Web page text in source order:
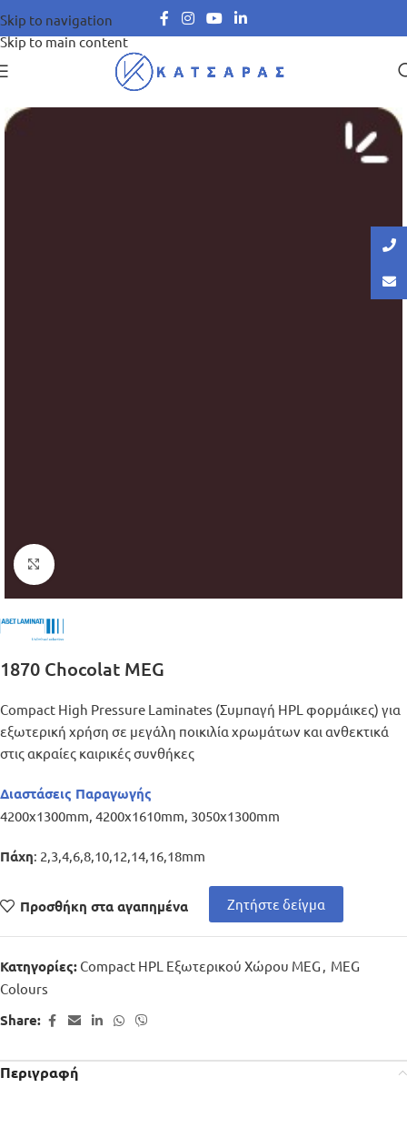
Skip to navigation
Skip to main content
Μεγέθυνση
1870 Chocolat MEG
Compact High Pressure Laminates (Συμπαγή HPL φορμάικες) για
εξωτερική χρήση σε μεγάλη ποικιλία χρωμάτων και ανθεκτικά
στις ακραίες καιρικές συνθήκες
Διαστάσεις Παραγωγής
4200x1300mm, 4200x1610mm, 3050x1300mm
Πάχη: 2,3,4,6,8,10,12,14,16,18mm
Προσθήκη στα αγαπημένα Ζητήστε δείγμα
Κατηγορίες: Compact HPL Εξωτερικού Χώρου MEG , MEG
Colours
Share:
Περιγραφή